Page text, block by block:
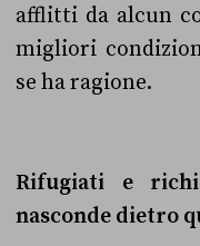
afflitti da alcun
migliori
se ha ragione.
Rifugiati e
nasconde dietro